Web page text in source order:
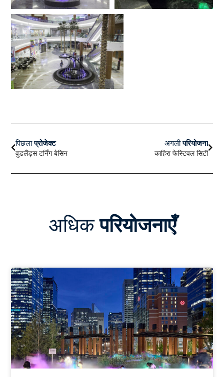
पिछलाप्रोजेक्ट
वुडलैंड्स टर्निंग बेसिन
अगलीपरियोजना
काहिरा फेस्टिवल सिटी
अधिकपरियोजनाएँ